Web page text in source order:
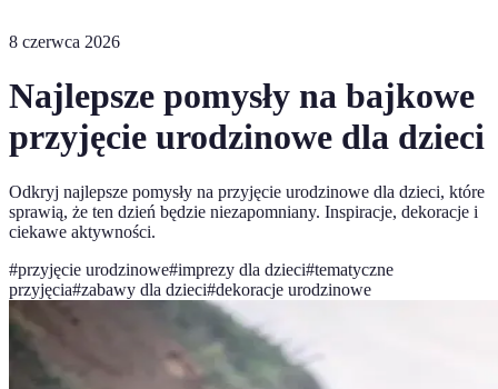
8 czerwca 2026
Najlepsze pomysły na bajkowe
przyjęcie urodzinowe dla dzieci
Odkryj najlepsze pomysły na przyjęcie urodzinowe dla dzieci, które
sprawią, że ten dzień będzie niezapomniany. Inspiracje, dekoracje i
ciekawe aktywności.
#przyjęcie urodzinowe#imprezy dla dzieci#tematyczne
przyjęcia#zabawy dla dzieci#dekoracje urodzinowe